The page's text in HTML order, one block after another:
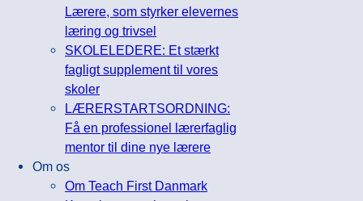
Lærere, som styrker elevernes
læring og trivsel
SKOLELEDERE: Et stærkt
fagligt supplement til vores
skoler
LÆRERSTARTSORDNING:
Få en professionel lærerfaglig
mentor til dine nye lærere
Om os
Om Teach First Danmark